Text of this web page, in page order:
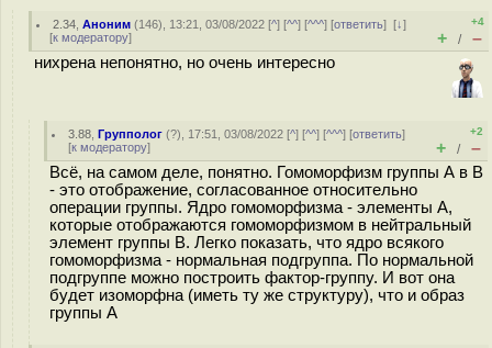
2.34 ,Аноним (146), 13:21, 03/08/2022 [^] [^^] [^^^] [ответить][↓]
[к модератору]
+4
+ / –
нихрена непонятно, но очень интересно
3.88 ,Групполог (?), 17:51, 03/08/2022 [^] [^^] [^^^] [ответить]
[к модератору]
+2
+ / –
Всё, на самом деле, понятно. Гомоморфизм группы А в B
- это отображение, согласованное относительно
операции группы. Ядро гомоморфизма - элементы A,
которые отображаются гомоморфизмом в нейтральный
элемент группы B. Легко показать, что ядро всякого
гомоморфизма - нормальная подгруппа. По нормальной
подгруппе можно построить фактор-группу. И вот она
будет изоморфна (иметь ту же структуру), что и образ
группы А